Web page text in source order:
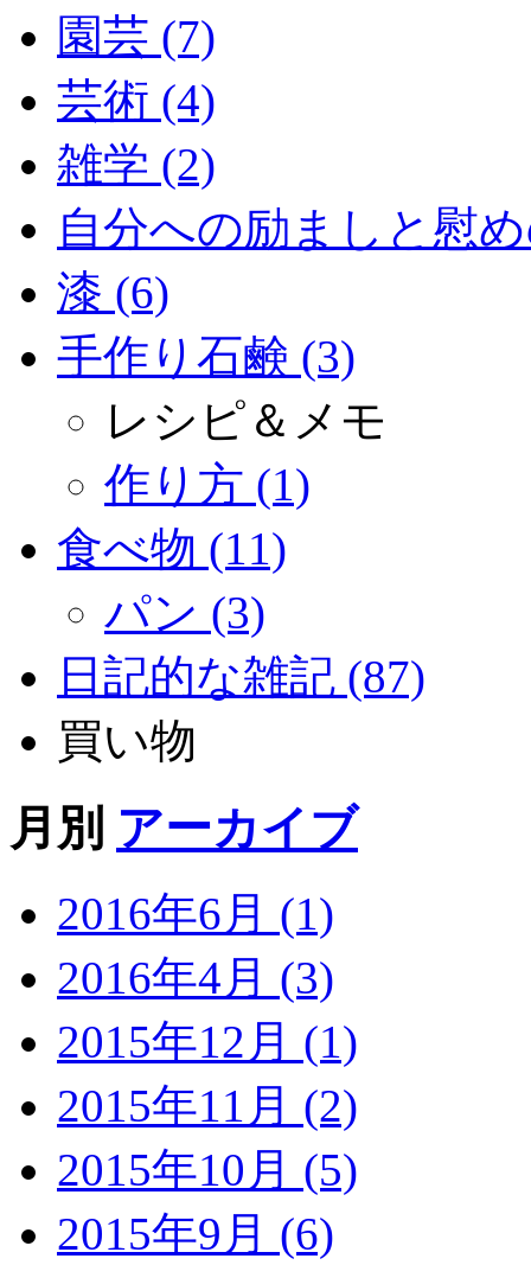
園芸 (7)
芸術 (4)
雑学 (2)
自分への励ましと慰
漆 (6)
手作り石鹸 (3)
レシピ＆メモ
作り方 (1)
食べ物 (11)
パン (3)
日記的な雑記 (87)
買い物
月別 アーカイブ
2016年6月 (1)
2016年4月 (3)
2015年12月 (1)
2015年11月 (2)
2015年10月 (5)
2015年9月 (6)